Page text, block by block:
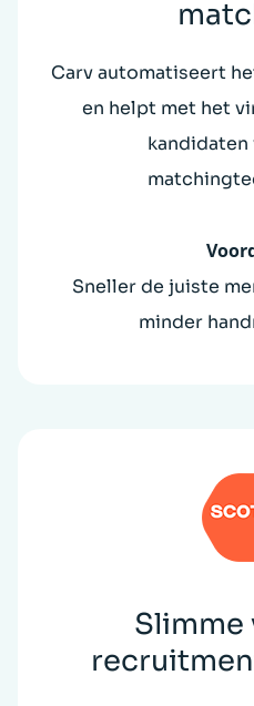
Carv automatiseert
en helpt met het
kandidaten
Sneller de juiste
minder